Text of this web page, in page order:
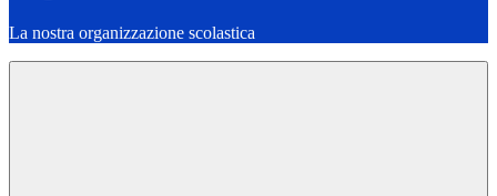
La nostra organizzazione scolastica